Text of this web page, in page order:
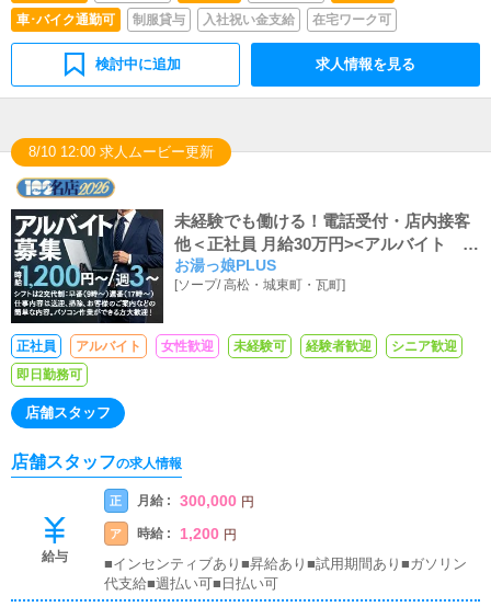
車･バイク通勤可
制服貸与 入社祝い金支給 在宅ワーク可
検討中に追加 求人情報を見る
8/10 12:00 求人ムービー更新
未経験でも働ける！電話受付・店内接客
他＜正社員 月給30万円><アルバイト 時
給1,200円＞
お湯っ娘PLUS
[ソープ/高松・城東町・瓦町]
正社員 アルバイト 女性歓迎 未経験可 経験者歓迎
シニア歓迎
即日勤務可
店舗スタッフ
店舗スタッフの求人情報
給与
正 月給 : 300,000 円
ア 時給 : 1,200 円
■インセンティブあり■昇給あり■試用期間あり■ガソリン
代支給■週払い可■日払い可